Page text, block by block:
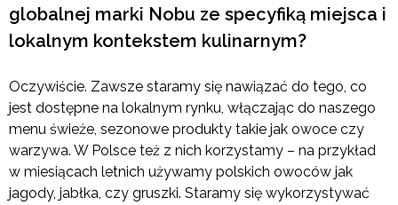
globalnej marki Nobu ze specyfiką miejsca i
lokalnym kontekstem kulinarnym?
Oczywiście. Zawsze staramy się nawiązać do tego, co
jest dostępne na lokalnym rynku, włączając do naszego
menu świeże, sezonowe produkty takie jak owoce czy
warzywa. W Polsce też z nich korzystamy – na przykład
w miesiącach letnich używamy polskich owoców jak
jagody, jabłka, czy gruszki. Staramy się wykorzystywać